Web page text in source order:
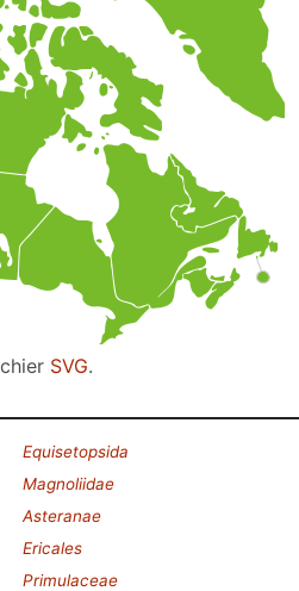
SVG.
Equisetopsida
Magnoliidae
Asteranae
Ericales
Primulaceae